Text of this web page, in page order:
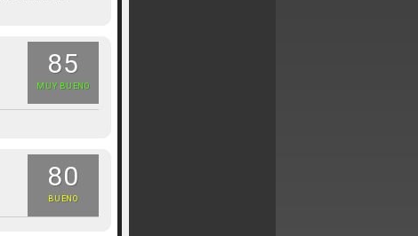
85
MUY BUENO
80
BUENO